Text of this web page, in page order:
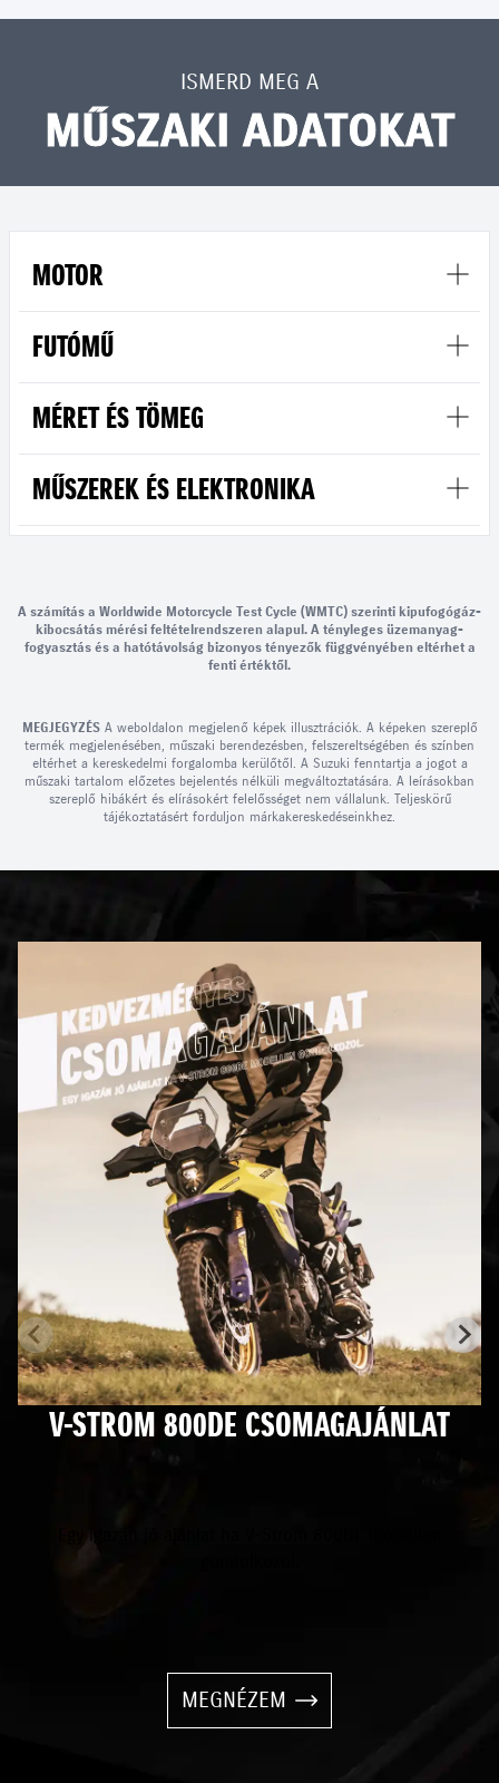
ISMERD MEG A
MŰSZAKI ADATOKAT
MOTOR
FUTÓMŰ
MÉRET ÉS TÖMEG
MŰSZEREK ÉS ELEKTRONIKA
A számítás a Worldwide Motorcycle Test Cycle (WMTC) szerinti kipufogógáz-
kibocsátás mérési feltételrendszeren alapul. A tényleges üzemanyag-
fogyasztás és a hatótávolság bizonyos tényezők függvényében eltérhet a
fenti értéktől.
MEGJEGYZÉSA weboldalon megjelenő képek illusztrációk. A képeken szereplő
termék megjelenésében, műszaki berendezésben, felszereltségében és színben
eltérhet a kereskedelmi forgalomba kerülőtől. A Suzuki fenntartja a jogot a
műszaki tartalom előzetes bejelentés nélküli megváltoztatására. A leírásokban
szereplő hibákért és elírásokért felelősséget nem vállalunk. Teljeskörű
tájékoztatásért forduljon márkakereskedéseinkhez.
V-STROM 800DE CSOMAGAJÁNLAT
MEGNÉZEM